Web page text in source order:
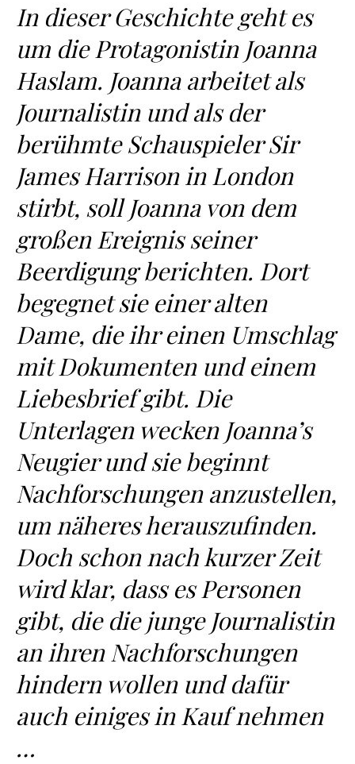
In dieser Geschichte geht es
um die Protagonistin Joanna
Haslam. Joanna arbeitet als
Journalistin und als der
berühmte Schauspieler Sir
James Harrison in London
stirbt, soll Joanna von dem
großen Ereignis seiner
Beerdigung berichten. Dort
begegnet sie einer alten
Dame, die ihr einen Umschlag
mit Dokumenten und einem
Liebesbrief gibt. Die
Unterlagen wecken Joanna’s
Neugier und sie beginnt
Nachforschungen anzustellen,
um näheres herauszufinden.
Doch schon nach kurzer Zeit
wird klar, dass es Personen
gibt, die die junge Journalistin
an ihren Nachforschungen
hindern wollen und dafür
auch einiges in Kauf nehmen
…